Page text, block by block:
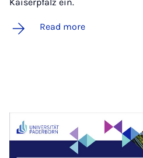
Kaiserpfalz ein.
Read more